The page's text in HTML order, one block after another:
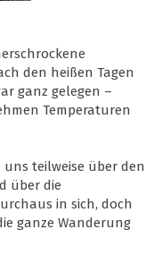
den heißen Tagen
ganz gelegen –
Temperaturen
teilweise über den
über die
in sich, doch
ganze Wanderung